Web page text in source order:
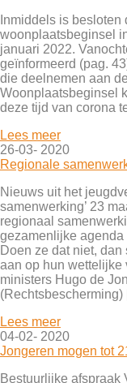
Inmiddels is
woonplaatsbeginsel
januari 2022.
geïnformeerd (pag.
die deelnemen aan
Woonplaatsbeginsel
deze tijd van corona
Lees meer
26-03- 2020
Regionale
Nieuws uit het
samenwerking’ 23
regionaal
gezamenlijke agenda
Doen ze dat niet,
aan op hun wettelijke
ministers Hugo de
Lees meer
04-02- 2020
Jongeren mogen tot
Bestuurlijke afspraak